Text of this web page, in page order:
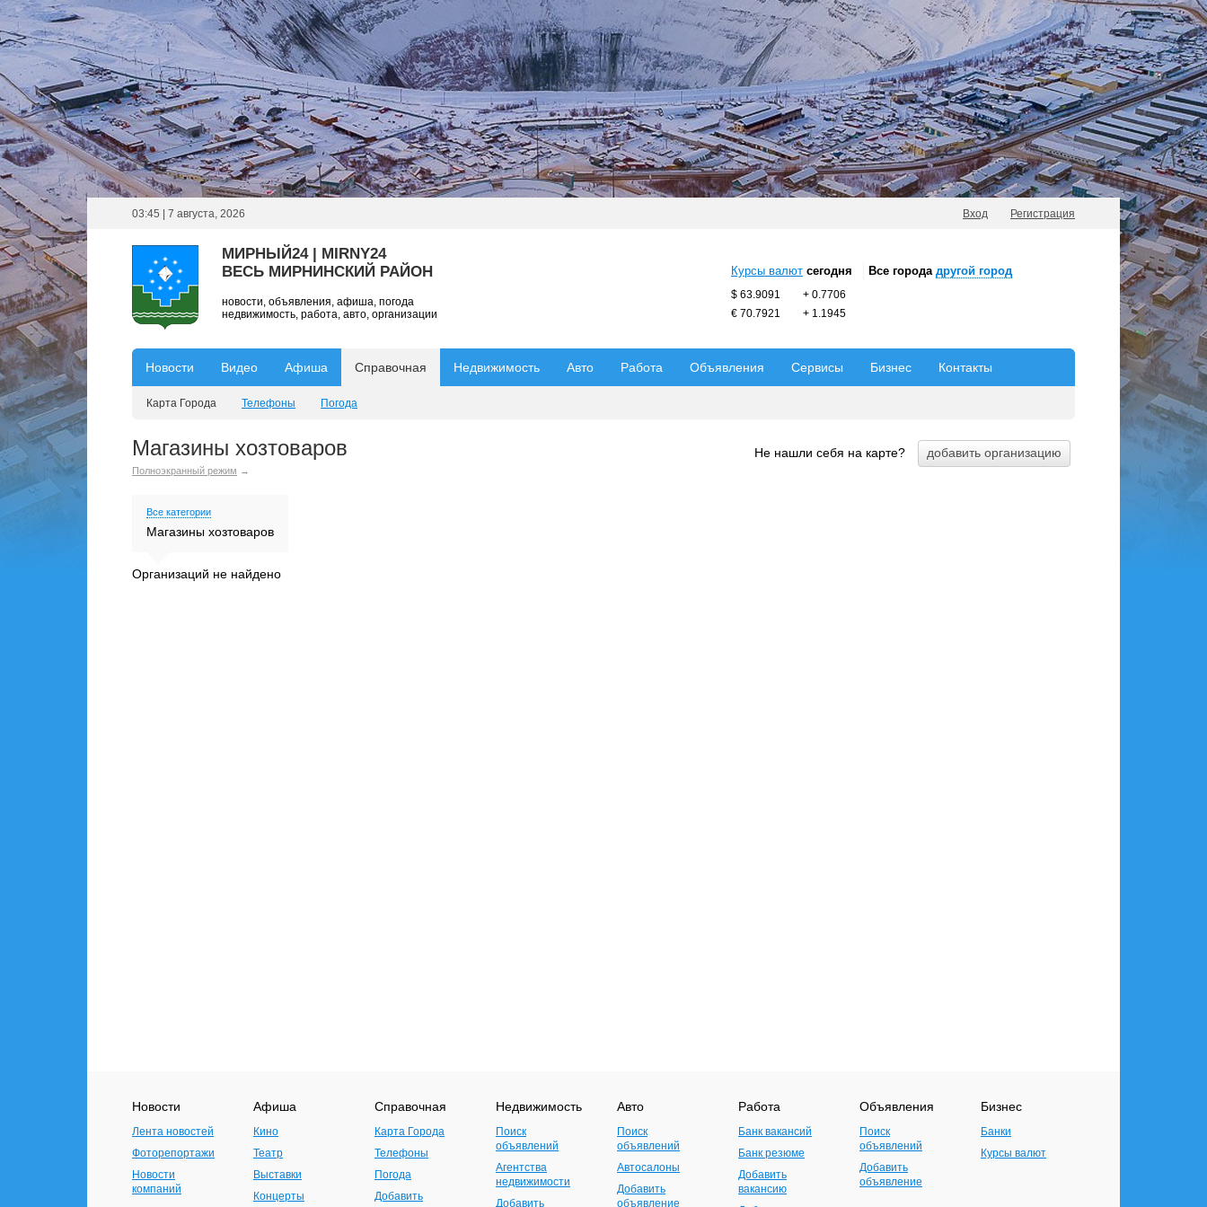
03:45 | 7 августа, 2026 Вход Регистрация
МИРНЫЙ24 | MIRNY24
ВЕСЬ МИРНИНСКИЙ РАЙОН
новости, объявления, афиша, погода
недвижимость, работа, авто, организации
Все города другой город
Курсы валют сегодня
$ 63.9091 + 0.7706
€ 70.7921
+ 1.1945
Новости Видео Афиша Справочная Недвижимость Авто Работа Объявления Сервисы Бизнес Контакты
Карта Города Телефоны Погода
Магазины хозтоваров Не нашли себя на карте?
Полноэкранный режим →
Все категории
Магазины хозтоваров
Организаций не найдено
Новости
Лента новостей
Фоторепортажи
Новости
компаний
Афиша
Кино
Театр
Выставки
Концерты
Справочная
Карта Города
Телефоны
Погода
Добавить
Недвижимость
Поиск
объявлений
Агентства
недвижимости
Добавить
Авто
Поиск
объявлений
Автосалоны
Добавить
объявление
Работа
Банк вакансий
Банк резюме
Добавить
вакансию
Объявления
Поиск
объявлений
Добавить
объявление
Бизнес
Банки
Курсы валют